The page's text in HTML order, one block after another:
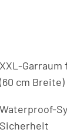
XXL-
(60 cm Breite)
Waterproof-
Sicherheit